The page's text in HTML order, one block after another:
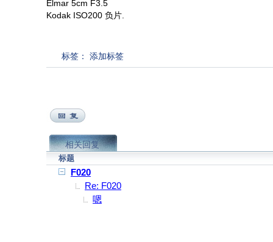
Elmar 5cm F3.5
Kodak ISO200 负片.
标签： 添加标签
相关回复
标题
F020
Re: F020
嗯